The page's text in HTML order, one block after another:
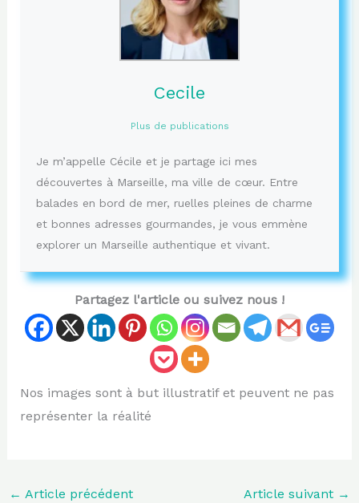
Cecile
Plus de publications
Je m’appelle Cécile et je partage ici mes
découvertes à Marseille, ma ville de cœur. Entre
balades en bord de mer, ruelles pleines de charme
et bonnes adresses gourmandes, je vous emmène
explorer un Marseille authentique et vivant.
Partagez l'article ou suivez nous !
Nos images sont à but illustratif et peuvent ne pas
représenter la réalité
← Article précédent Article suivant →